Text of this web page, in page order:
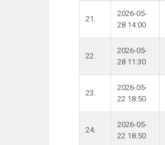
21.
2026-05-
28 14:00
22.
2026-05-
28 11:30
23.
2026-05-
22 18:50
24.
2026-05-
22 18:50